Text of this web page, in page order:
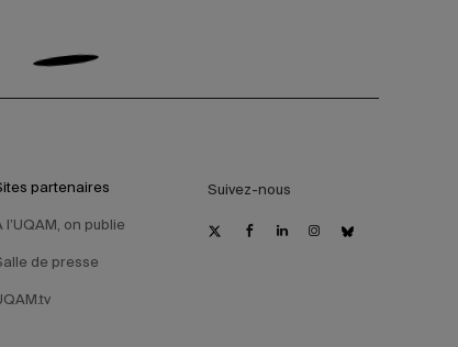
partenaires
l’UQAM, on publie
de presse
Suivez-nous